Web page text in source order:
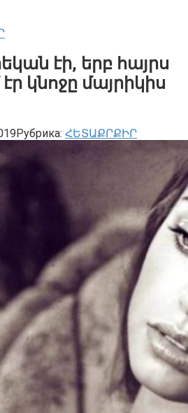
էի, երբ հայրս
կնոջը մայրիկիս
Рубрика: ՀԵՏԱՔՐՔԻՐ